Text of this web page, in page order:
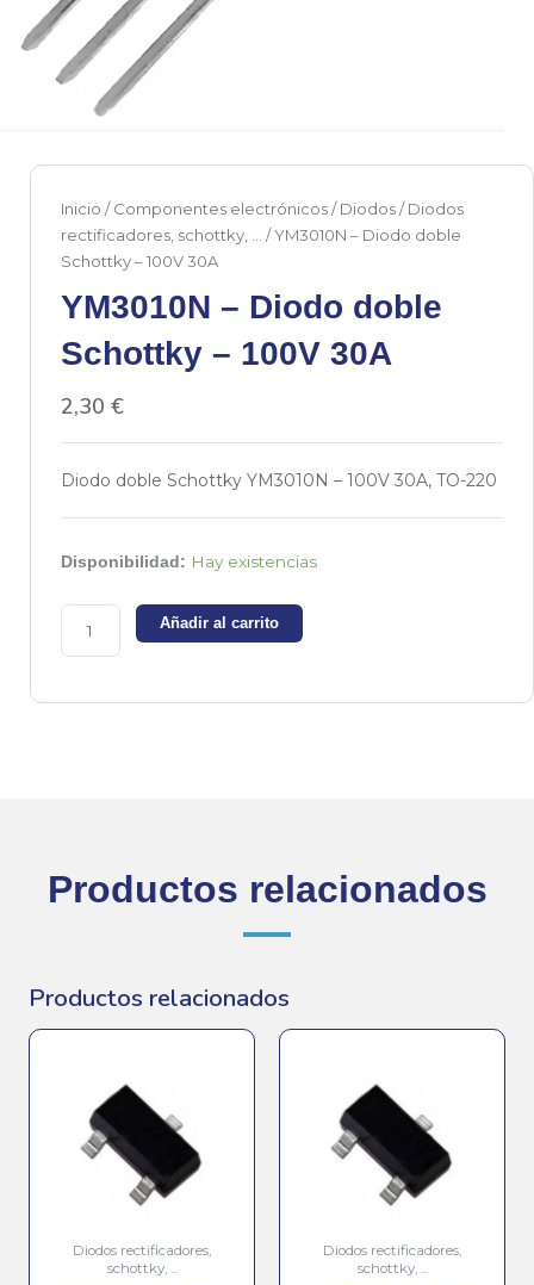
Inicio /Componentes electrónicos/Diodos/Diodos
rectificadores, schottky, ... / YM3010N – Diodo doble
Schottky – 100V 30A
YM3010N – Diodo doble
Schottky – 100V 30A
2,30 €
Diodo doble Schottky YM3010N – 100V 30A, TO-220
Disponibilidad: Hay existencias
YM3010N
Diodo
doble
Schottky
Añadir al carrito
Productos relacionados
Productos relacionados
Diodos rectificadores,
schottky, ...
Diodos rectificadores,
schottky, ...